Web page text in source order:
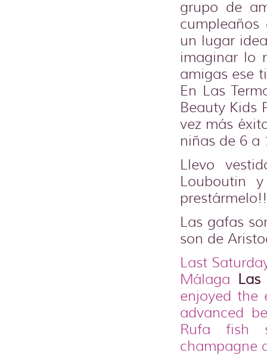
grupo de
un lugar
imaginar lo
amigas ese
En Las
Beauty Kids
vez más
niñas de 6 a
Llevo
Louboutin
Las gafas
son de
Last
Málaga Las
enjoyed the
advanced
Rufa fish
champagne